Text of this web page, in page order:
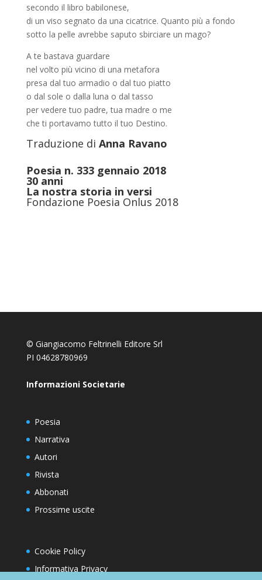
secondo il libro babilonese,
di un viso segnato da una cicatrice. Quanto più a fondo
sotto la pelle avrebbe saputo sbirciare un mago?
A te bastava guardare
nel volto più vicino di una metafora
presa dal tuo armadio o dal tuo piatto
o dal sole o dalla luna o dal tasso
per vedere tuo padre, tua madre o me
che ti portavamo tutto il tuo Destino.
Traduzione di Anna Ravano
Poesia n. 333 gennaio 2018
30 anni
La nostra storia in versi
Fondazione Poesia Onlus 2018
© Giangiacomo Feltrinelli Editore Srl
PI 04628780969
Informazioni Societarie
Poesia
Narrativa
Autori
Rivista
Abbonati
Prossime uscite
Cookie Policy
Informativa Privacy